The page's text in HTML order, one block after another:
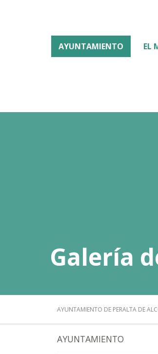
AYUNTAMIENTO EL
Galería
AYUNTAMIENTO DE PERALTA DE
AYUNTAMIENTO